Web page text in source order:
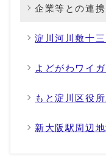
企業等との連携
淀川河川敷十
よどがわワイ
もと淀川区役
新大阪駅周辺